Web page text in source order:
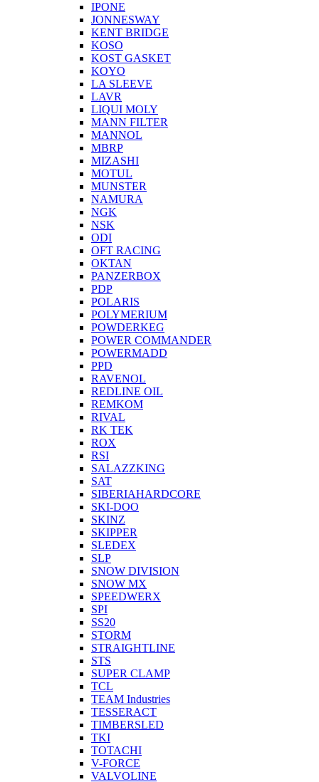
IPONE
JONNESWAY
KENT BRIDGE
KOSO
KOST GASKET
KOYO
LA SLEEVE
LAVR
LIQUI MOLY
MANN FILTER
MANNOL
MBRP
MIZASHI
MOTUL
MUNSTER
NAMURA
NGK
NSK
ODI
OFT RACING
OKTAN
PANZERBOX
PDP
POLARIS
POLYMERIUM
POWDERKEG
POWER COMMANDER
POWERMADD
PPD
RAVENOL
REDLINE OIL
REMKOM
RIVAL
RK TEK
ROX
RSI
SALAZZKING
SAT
SIBERIAHARDCORE
SKI-DOO
SKINZ
SKIPPER
SLEDEX
SLP
SNOW DIVISION
SNOW MX
SPEEDWERX
SPI
SS20
STORM
STRAIGHTLINE
STS
SUPER CLAMP
TCL
TEAM Industries
TESSERACT
TIMBERSLED
TKI
TOTACHI
V-FORCE
VALVOLINE